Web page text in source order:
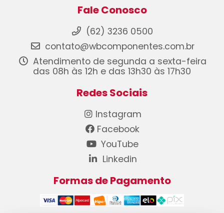
Fale Conosco
(62) 3236 0500
contato@wbcomponentes.com.br
Atendimento de segunda a sexta-feira
das 08h às 12h e das 13h30 às 17h30
Redes Sociais
Instagram
Facebook
YouTube
Linkedin
Formas de Pagamento